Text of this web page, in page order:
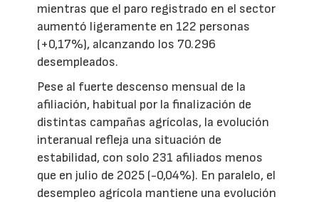
mientras que el paro registrado en el sector
aumentó ligeramente en 122 personas
(+0,17%), alcanzando los 70.296
desempleados.
Pese al fuerte descenso mensual de la
afiliación, habitual por la finalización de
distintas campañas agrícolas, la evolución
interanual refleja una situación de
estabilidad, con solo 231 afiliados menos
que en julio de 2025 (-0,04%). En paralelo, el
desempleo agrícola mantiene una evolución